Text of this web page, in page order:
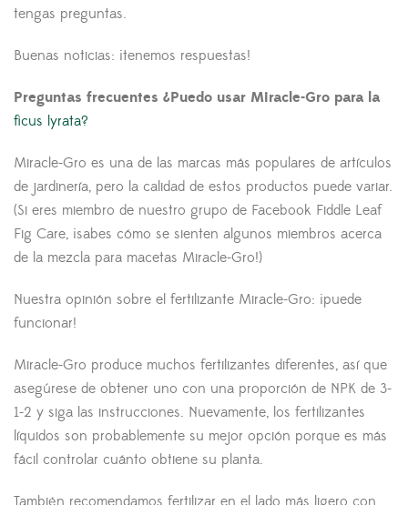
tengas preguntas.
Buenas noticias: ¡tenemos respuestas!
Preguntas frecuentes ¿Puedo usar Miracle-Gro para la
ficus lyrata?
Miracle-Gro es una de las marcas más populares de artículos
de jardinería, pero la calidad de estos productos puede variar.
(Si eres miembro de nuestro grupo de Facebook Fiddle Leaf
Fig Care, ¡sabes cómo se sienten algunos miembros acerca
de la mezcla para macetas Miracle-Gro!)
Nuestra opinión sobre el fertilizante Miracle-Gro: ¡puede
funcionar!
Miracle-Gro produce muchos fertilizantes diferentes, así que
asegúrese de obtener uno con una proporción de NPK de 3-
1-2 y siga las instrucciones. Nuevamente, los fertilizantes
líquidos son probablemente su mejor opción porque es más
fácil controlar cuánto obtiene su planta.
También recomendamos fertilizar en el lado más ligero con